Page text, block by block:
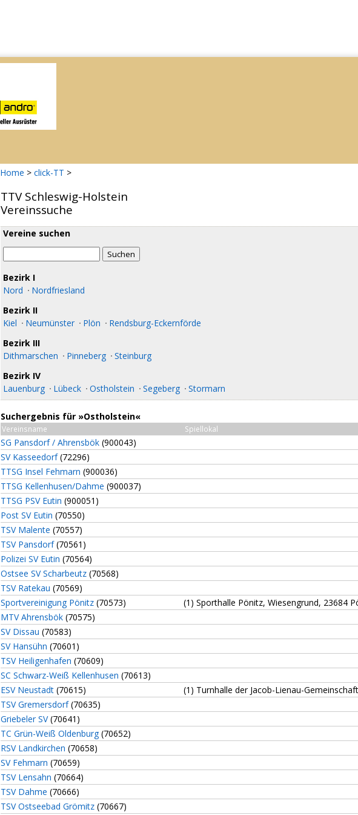
Home > click-TT >
TTV Schleswig-Holstein
Vereinssuche
Vereine suchen
Bezirk I
Nord
Nordfriesland
Bezirk II
Kiel
Neumünster Plön
Rendsburg-Eckernförde
Bezirk III
Dithmarschen
Pinneberg
Steinburg
Bezirk IV
Lauenburg
Lübeck Ostholstein Segeberg Stormarn
Suchergebnis für »Ostholstein«
Vereinsname Spiellokal
SG Pansdorf / Ahrensbök (900043)
SV Kasseedorf(72296)
TTSG Insel Fehmarn (900036)
TTSG Kellenhusen/Dahme (900037)
TTSG PSV Eutin (900051)
Post SV Eutin (70550)
TSV Malente (70557)
TSV Pansdorf(70561)
Polizei SV Eutin (70564)
Ostsee SV Scharbeutz (70568)
TSV Ratekau (70569)
Sportvereinigung Pönitz (70573)
(1) Sporthalle Pönitz, Wiesengrund, 23684
MTV Ahrensbök (70575)
SV Dissau (70583)
SV Hansühn (70601)
TSV Heiligenhafen (70609)
SC Schwarz-Weiß Kellenhusen (70613)
ESV Neustadt (70615)
(1) Turnhalle der Jacob-Lienau-
TSV Gremersdorf(70635)
Griebeler SV(70641)
TC Grün-Weiß Oldenburg (70652)
RSV Landkirchen (70658)
SV Fehmarn (70659)
TSV Lensahn (70664)
TSV Dahme (70666)
TSV Ostseebad Grömitz (70667)